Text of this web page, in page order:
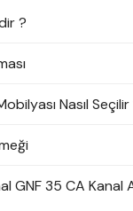
?
Nasıl Seçilir
GNF 35 CA Kanal